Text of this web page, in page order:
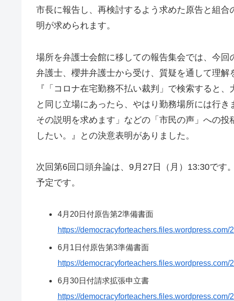
市長に報告し、再検討するよう求めた原告と組
明が求められます。
場所を弁護士会館に移しての報告集会では、今
弁護士、櫻井弁護士から受け、質疑を通して理解
『「コロナ在宅勤務不払い裁判」で検索すると
と同じ立場にあったら、やはり勤務場所には行
その説明を求めます」などの「市民の声」への
したい。』との決意表明がありました。
次回第6回口頭弁論は、9月27日（月）13:30です
予定です。
4月20日付原告第2準備書面
https://
6月1日付原告第3準備書面
https://
6月30日付請求拡張申立書
https://